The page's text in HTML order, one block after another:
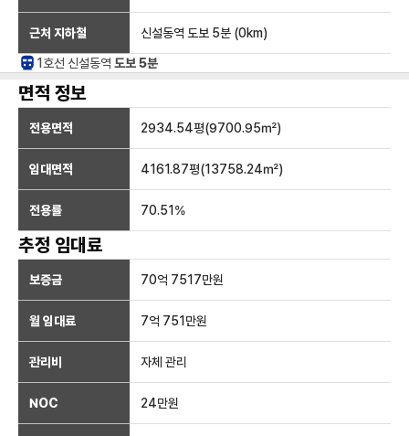
근처 지하철 신설동역 도보 5분 (0km)
1호선 신설동역 도보 5분
면적 정보
전용면적 2934.54평(9700.95㎡)
임대면적 4161.87평(13758.24㎡)
전용률 70.51 %
추정 임대료
보증금 70억 7517만원
월 임대료 7억 751만원
관리비 자체 관리
NOC 24만원